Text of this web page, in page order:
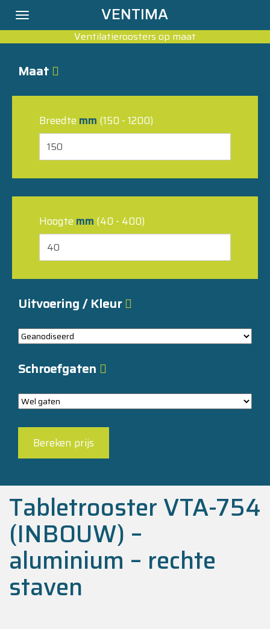
Toggle
navigation
VENTIMA
Ventilatieroosters op maat
Maat
Breedte mm (150 -1200)
Hoogte mm (40 - 400)
Uitvoering / Kleur
Schroefgaten
Tabletrooster VTA-754
(INBOUW) –
aluminium – rechte
staven